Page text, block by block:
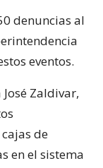
denuncias al
eventos.
Zaldivar,
de
en el sistema